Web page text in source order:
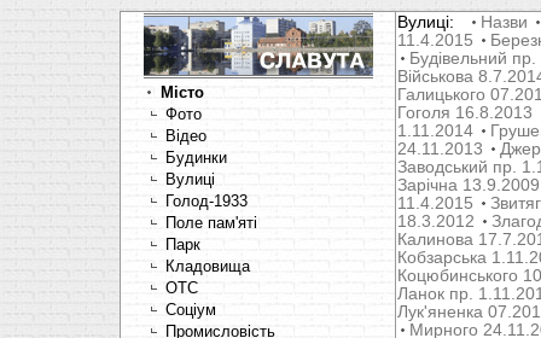
Місто
Фото
Відео
Будинки
Вулиці
Голод-1933
Поле пам'яті
Парк
Кладовища
OTC
Соціум
Промисловість
Вулиці:
Назви
11.4.2015
Будівельний
Військова
Галицького
Гоголя 16.8.2013
1.11.2014
24.11.2013
Заводський пр.
Зарічна 13.9.2009
11.4.2015
18.3.2012
Калинова
Кобзарська
Коцюбинського
Ланок пр.
Лук'яненка
Мирного